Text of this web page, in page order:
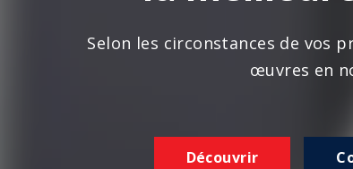
les circonstances de vos projets, nous
œuvres en norme
Contactez-nous